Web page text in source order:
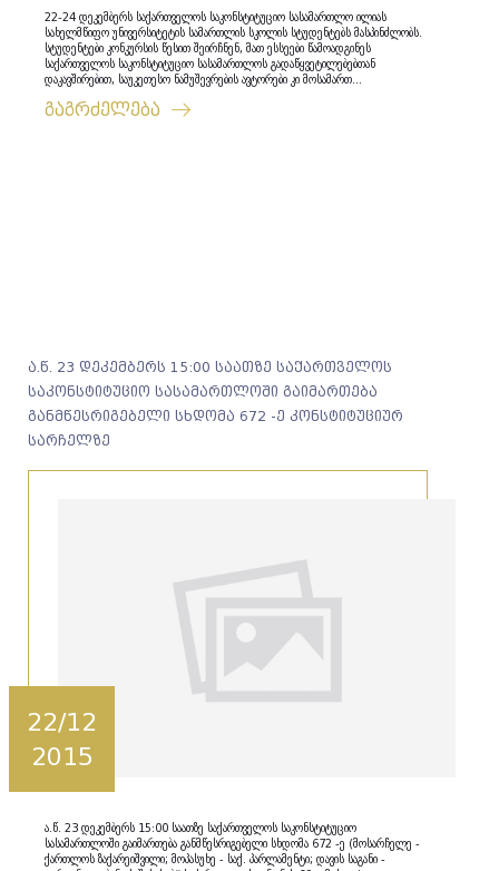
22-24 დეკემბერს საქართველოს საკონსტიტუციო სასამართლო ილიას
სახელმწიფო უნივერსიტეტის სამართლის სკოლის სტუდენტებს მასპინძლობს.
სტუდენტები კონკურსის წესით შეირჩნენ, მათ ესსეები წამოადგინეს
საქართველოს საკონსტიტუციო სასამართლოს გადაწყვეტილებებთან
დაკავშირებით, საუკეთესო ნამუშევრების ავტორები კი მოსამართ...
გაგრძელება
ა.წ. 23 დეკემბერს 15:00 საათზე საქართველოს
საკონსტიტუციო სასამართლოში გაიმართება
განმწესრიგებელი სხდომა 672 -ე კონსტიტუციურ
სარჩელზე
22/12
2015
ა.წ. 23 დეკემბერს 15:00 საათზე საქართველოს საკონსტიტუციო
სასამართლოში გაიმართება განმწესრიგებელი სხდომა 672 -ე (მოსარჩელე -
ქართლოს ზაქარეიშვილი; მოპასუხე - საქ. პარლამენტი; დავის საგანი -